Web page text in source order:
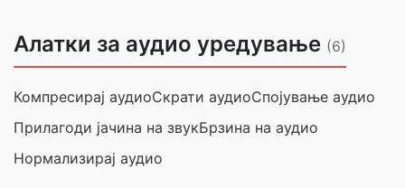
Алатки за аудио уредување (6)
Компресирај аудиоСкрати аудиоСпојување аудио
Прилагоди јачина на звукБрзина на аудио
Нормализирај аудио